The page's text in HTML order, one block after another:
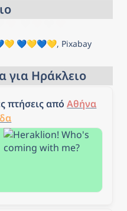
💙💛💙💛, Pixabay
για Ηράκλειο
πτήσεις από Αθήνα